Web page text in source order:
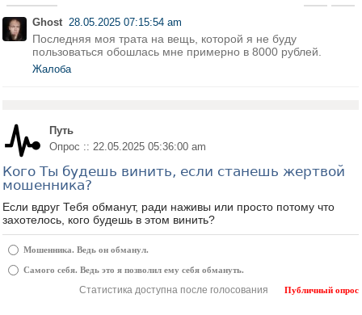
Ghost 28.05.2025 07:15:54 am
Последняя моя трата на вещь, которой я не буду
пользоваться обошлась мне примерно в 8000 рублей.
Жалоба
Путь
Опрос :: 22.05.2025 05:36:00 am
Кого Ты будешь винить, если станешь жертвой
мошенника?
Если вдруг Тебя обманут, ради наживы или просто потому что
захотелось, кого будешь в этом винить?
Мошенника. Ведь он обманул.
Самого себя. Ведь это я позволил ему себя обмануть.
Статистика доступна после голосования Публичный опрос